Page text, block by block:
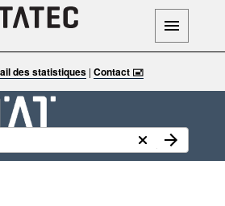
des statistiques| Contact 🖃